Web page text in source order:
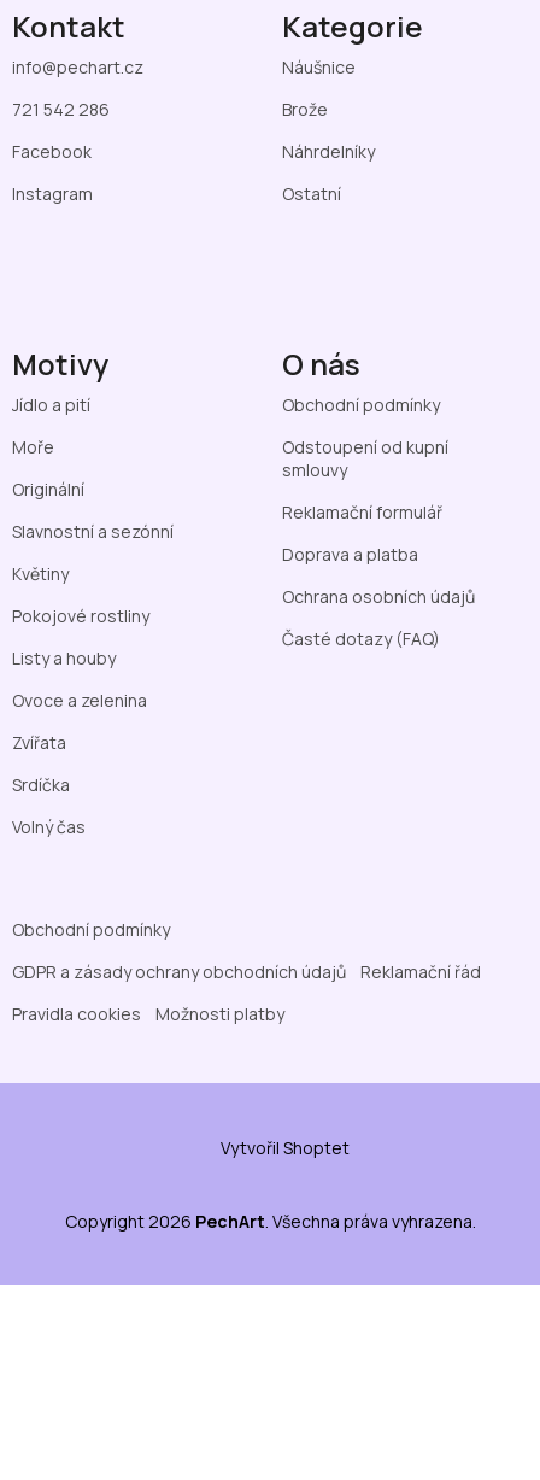
Kontakt
info@pechart.cz
721 542 286
Facebook
Instagram
Kategorie
Náušnice
Brože
Náhrdelníky
Ostatní
Motivy
Jídlo a pití
Moře
Originální
Slavnostní a sezónní
Květiny
Pokojové rostliny
Listy a houby
Ovoce a zelenina
Zvířata
Srdíčka
Volný čas
O nás
Obchodní podmínky
Odstoupení od kupní
smlouvy
Reklamační formulář
Doprava a platba
Ochrana osobních údajů
Časté dotazy (FAQ)
Obchodní podmínky
GDPR a zásady ochrany obchodních údajů
Reklamační řád
Pravidla cookies
Možnosti platby
Vytvořil Shoptet
Copyright 2026 PechArt . Všechna práva vyhrazena.